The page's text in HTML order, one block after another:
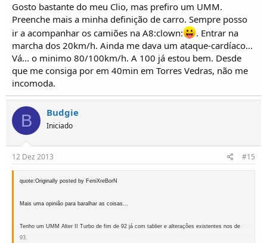
Gosto bastante do meu Clio, mas prefiro um UMM.
Preenche mais a minha definição de carro. Sempre posso
ir a acompanhar os camiões na A8:clown:
. Entrar na
marcha dos 20km/h. Ainda me dava um ataque-cardíaco...
Vá... o minimo 80/100km/h. A 100 já estou bem. Desde
que me consiga por em 40min em Torres Vedras, não me
incomoda.
B Budgie
Iniciado
12 Dez 2013 #15
quote:Originally posted by FeniXreBorN
Mais uma opinião para baralhar as coisas...
Tenho um UMM Alter II Turbo de fim de 92 já com tablier e alterações existentes nos de
93.